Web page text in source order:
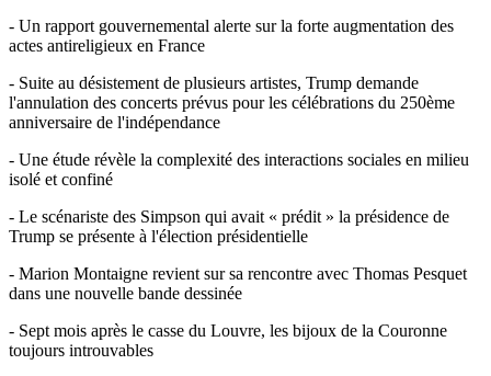
- Un rapport gouvernemental alerte sur la forte augmentation des
actes antireligieux en France
- Suite au désistement de plusieurs artistes, Trump demande
l'annulation des concerts prévus pour les célébrations du 250ème
anniversaire de l'indépendance
- Une étude révèle la complexité des interactions sociales en milieu
isolé et confiné
- Le scénariste des Simpson qui avait « prédit » la présidence de
Trump se présente à l'élection présidentielle
- Marion Montaigne revient sur sa rencontre avec Thomas Pesquet
dans une nouvelle bande dessinée
- Sept mois après le casse du Louvre, les bijoux de la Couronne
toujours introuvables